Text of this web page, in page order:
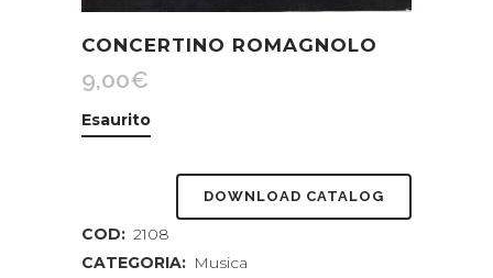
CONCERTINO ROMAGNOLO
9,00€
Esaurito
DOWNLOAD CATALOG
COD: 2108
CATEGORIA: Musica